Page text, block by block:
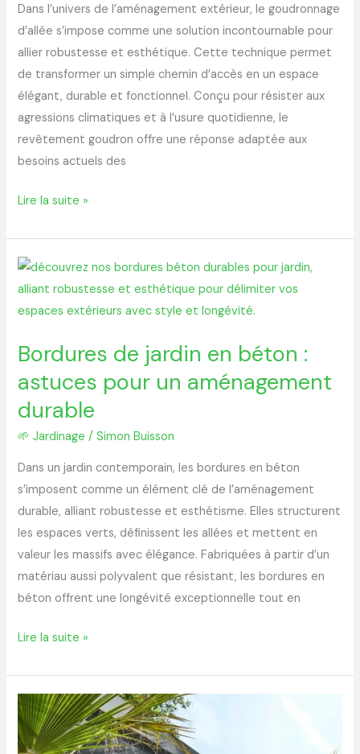
Dans l’univers de l’aménagement extérieur, le goudronnage
d’allée s’impose comme une solution incontournable pour
allier robustesse et esthétique. Cette technique permet
de transformer un simple chemin d’accès en un espace
élégant, durable et fonctionnel. Conçu pour résister aux
agressions climatiques et à l’usure quotidienne, le
revêtement goudron offre une réponse adaptée aux
besoins actuels des
Lire la suite »
Bordures de jardin en béton :
astuces pour un aménagement
durable
🌱 Jardinage /Simon Buisson
Dans un jardin contemporain, les bordures en béton
s’imposent comme un élément clé de l’aménagement
durable, alliant robustesse et esthétisme. Elles structurent
les espaces verts, définissent les allées et mettent en
valeur les massifs avec élégance. Fabriquées à partir d’un
matériau aussi polyvalent que résistant, les bordures en
béton offrent une longévité exceptionnelle tout en
Bordures
de
jardin
béton
:
pour
un
aménagement
durable
Lire la suite »
Comment
choisir
les